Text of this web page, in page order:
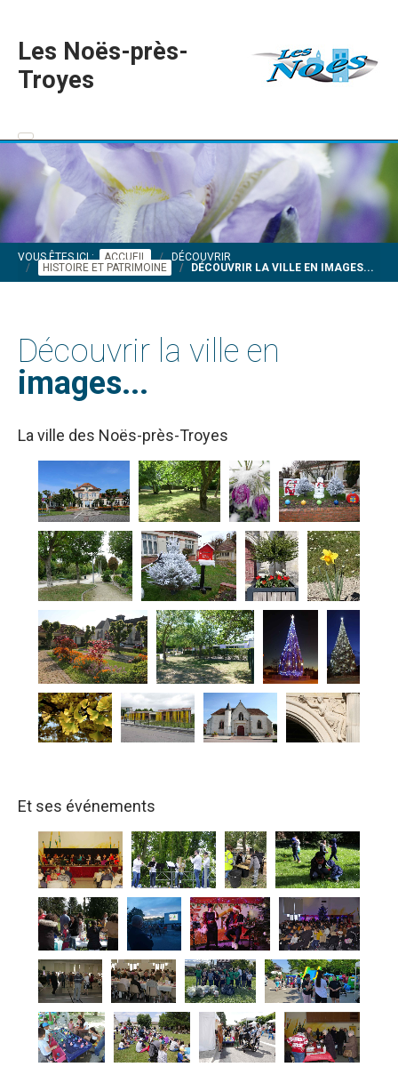
Les Noës-près-
Troyes
VOUS ÊTES ICI : ACCUEIL
DÉCOUVRIR
HISTOIRE ET PATRIMOINE
DÉCOUVRIR LA VILLE EN IMAGES...
Découvrir la ville en
images...
La ville des Noës-près-Troyes
Et ses événements